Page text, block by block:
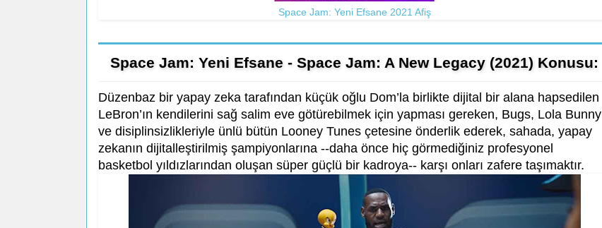
Space Jam: Yeni Efsane 2021 Afiş
Space Jam: Yeni Efsane - Space Jam: A New Legacy (2021) Konusu:
Düzenbaz bir yapay zeka tarafından küçük oğlu Dom’la birlikte dijital bir alana hapsedilen
LeBron’ın kendilerini sağ salim eve götürebilmek için yapması gereken, Bugs, Lola Bunny
ve disiplinsizlikleriyle ünlü bütün Looney Tunes çetesine önderlik ederek, sahada, yapay
zekanın dijitalleştirilmiş şampiyonlarına --daha önce hiç görmediğiniz profesyonel
basketbol yıldızlarından oluşan süper güçlü bir kadroya-- karşı onları zafere taşımaktır.